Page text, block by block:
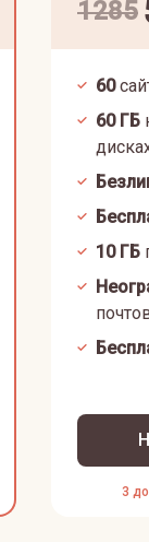
1285
60
60ГБ
10ГБ
3